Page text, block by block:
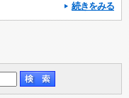
続きをみる